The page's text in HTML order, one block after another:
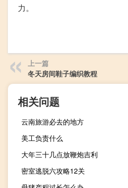
力。
上一篇
冬天房间鞋子编织教程
相关问题
云南旅游必去的地方
美工负责什么
大年三十几点放鞭炮吉利
密室逃脱六攻略12关